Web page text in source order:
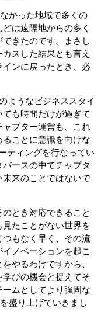
かった地域で多くの
は遠隔地からの多く
きたのです。まさし
スした結果とも言え
ンに戻ったとき、必
ようなビジネススタイ
も時間だけが過ぎて
プター運営も、これ
ことに意識を向けな
ティングを行なってい
ースの中でチャプタ
来のことではないで
とき対応できること
たことがない世界を
もなく早く、その流
ノベーションを起こ
やるわけですから、
びの機会と捉えてそ
ムとしてより強固な
盛り上げていきまし